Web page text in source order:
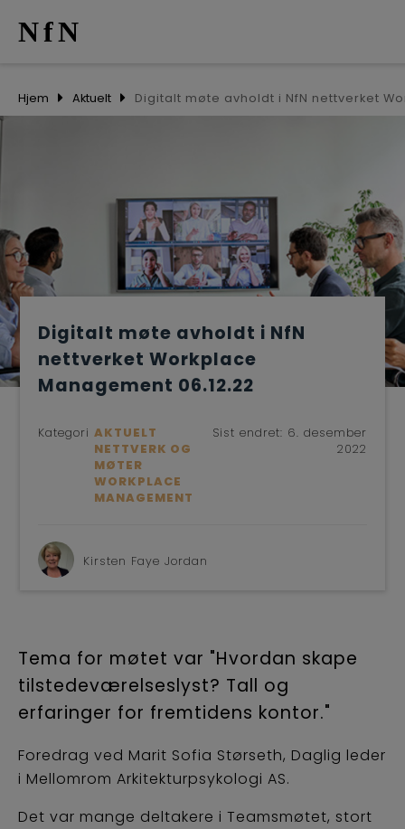
AKTUELT
OM OSS
NfN
Hjem Aktuelt
Digitalt møte avholdt i NfN
nettverket Workplace
Management 06.12.22
Kategori AKTUELT
NETTVERK OG
MØTER
WORKPLACE
MANAGEMENT
Sist endret: 6. desember
2022
Kirsten Faye Jordan
Tema for møtet var "Hvordan skape
tilstedeværelseslyst? Tall og
erfaringer for fremtidens kontor."
Foredrag ved Marit Sofia Størseth, Daglig leder
i Mellomrom Arkitekturpsykologi AS.
Det var mange deltakere i Teamsmøtet, stort